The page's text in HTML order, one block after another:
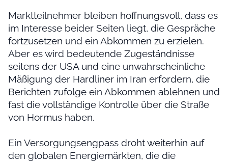
Marktteilnehmer bleiben hoffnungsvoll, dass es
im Interesse beider Seiten liegt, die Gespräche
fortzusetzen und ein Abkommen zu erzielen.
Aber es wird bedeutende Zugeständnisse
seitens der USA und eine unwahrscheinliche
Mäßigung der Hardliner im Iran erfordern, die
Berichten zufolge ein Abkommen ablehnen und
fast die vollständige Kontrolle über die Straße
von Hormus haben.
Ein Versorgungsengpass droht weiterhin auf
den globalen Energiemärkten, die die